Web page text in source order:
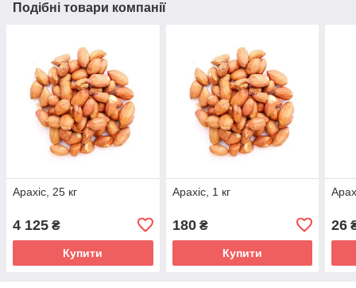
Подібні товари компанії
Арахіс, 25 кг
4 125 ₴
Купити
Арахіс, 1 кг
180₴
Купити
26